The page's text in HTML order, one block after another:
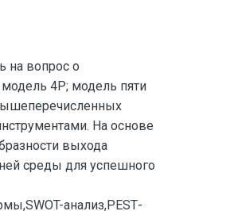
на вопрос о
4P; модель пяти
На основе
выхода
среды для успешного
анализ,РЕЅТ-